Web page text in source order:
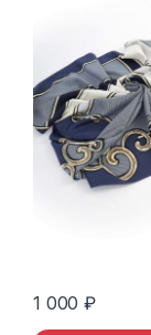
1 000₽